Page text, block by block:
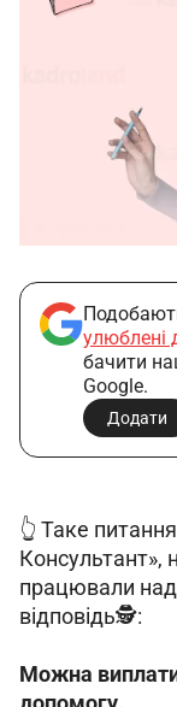
улюблені
бачити
Google.
Додати
👆 Таке
Консультант»,
працювали
відповідь🕵️:
Можна